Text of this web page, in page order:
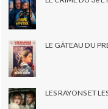
LE GÂTEAU DU
LES RAYONS ET